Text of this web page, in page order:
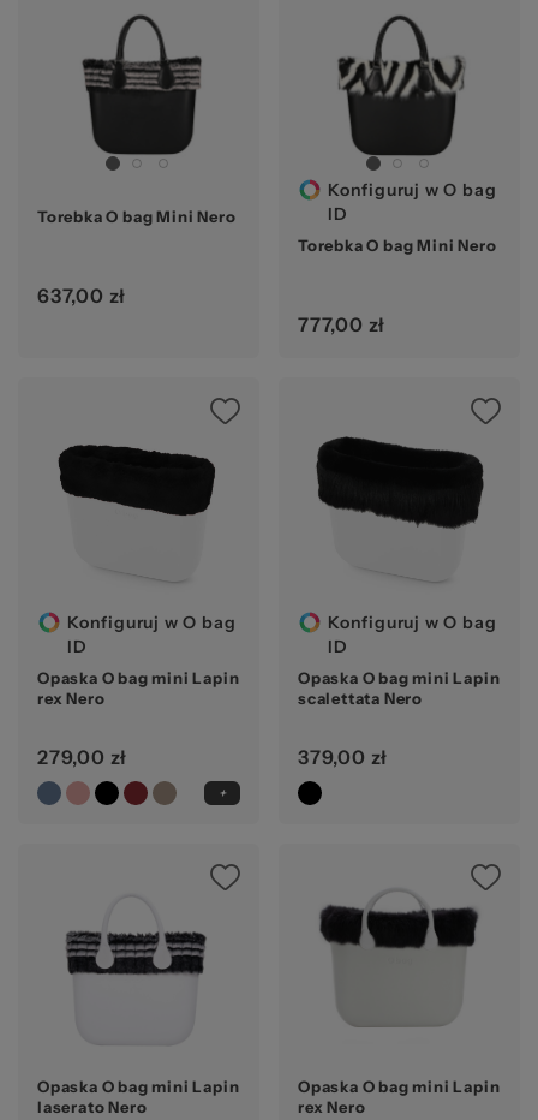
Torebka O bag Mini Nero
637,00 zł
Konfiguruj w O bag
ID
Torebka O bag Mini Nero
777,00 zł
Konfiguruj w O bag
ID
Opaska O bag mini Lapin
rex Nero
279,00 zł
Konfiguruj w O bag
ID
Opaska O bag mini Lapin
scalettata Nero
379,00 zł
Opaska O bag mini Lapin
laserato Nero
Opaska O bag mini Lapin
rex Nero